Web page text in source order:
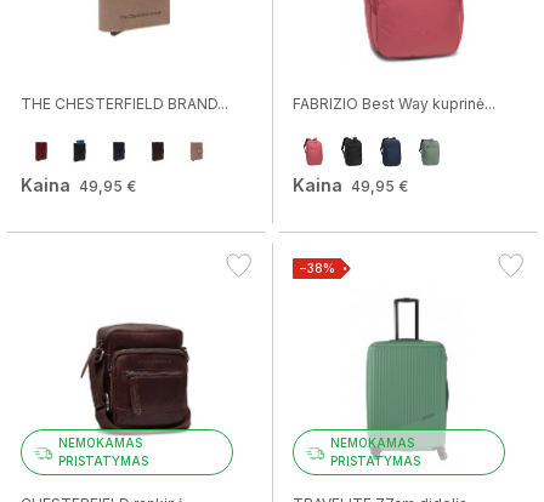
THE CHESTERFIELD BRAND...
Kaina 49,95 €
FABRIZIO Best Way kuprinė...
Kaina 49,95 €
NEMOKAMAS
PRISTATYMAS
−38%
NEMOKAMAS
PRISTATYMAS